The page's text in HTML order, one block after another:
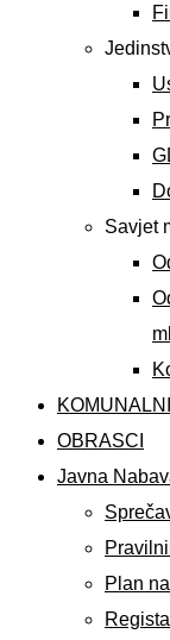
Savjet
OBRASCI
Javna
Plan